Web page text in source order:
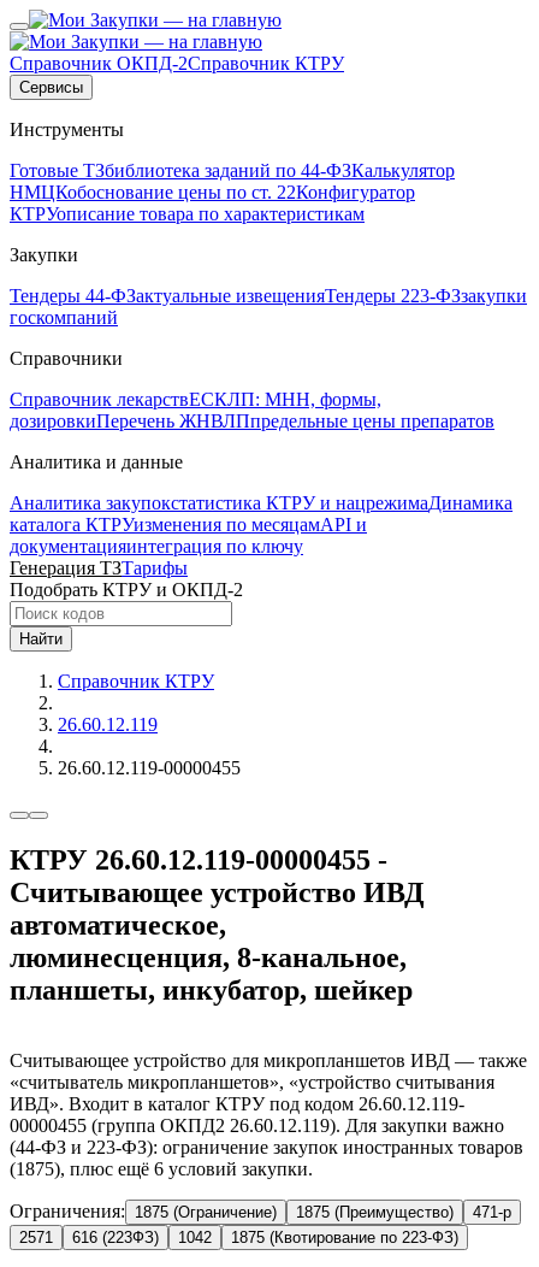
Справочник ОКПД-2Справочник КТРУ
Сервисы
Инструменты
Готовые ТЗбиблиотека заданий по 44-ФЗКалькулятор
НМЦКобоснование цены по ст. 22Конфигуратор
КТРУописание товара по характеристикам
Закупки
Тендеры 44-ФЗактуальные извещенияТендеры 223-ФЗзакупки
госкомпаний
Справочники
Справочник лекарствЕСКЛП: МНН, формы,
дозировкиПеречень ЖНВЛПпредельные цены препаратов
Аналитика и данные
Аналитика закупокстатистика КТРУ и нацрежимаДинамика
каталога КТРУизменения по месяцамAPI и
документацияинтеграция по ключу
Генерация ТЗТарифы
Подобрать КТРУ и ОКПД-2
Найти
Справочник КТРУ
26.60.12.119
26.60.12.119-00000455
КТРУ 26.60.12.119-00000455 -
Считывающее устройство ИВД
автоматическое,
люминесценция, 8-канальное,
планшеты, инкубатор, шейкер
Считывающее устройство для микропланшетов ИВД — также
«считыватель микропланшетов», «устройство считывания
ИВД». Входит в каталог КТРУ под кодом 26.60.12.119-
00000455 (группа ОКПД2 26.60.12.119). Для закупки важно
(44-ФЗ и 223-ФЗ): ограничение закупок иностранных товаров
(1875), плюс ещё 6 условий закупки.
Ограничения: 1875 (Ограничение) 1875 (Преимущество)
471-р
2571
616 (223ФЗ) 1042 1875 (Квотирование по 223-ФЗ)